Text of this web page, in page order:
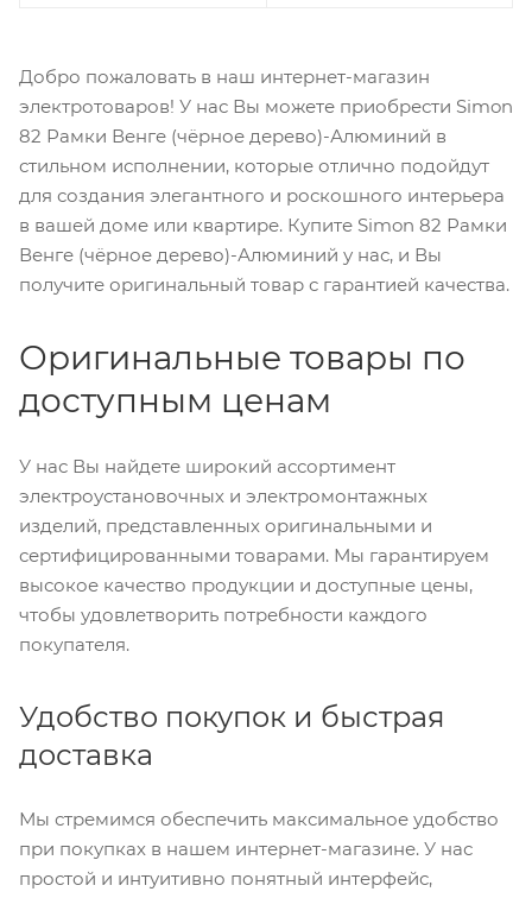
Добро пожаловать в наш интернет-магазин
электротоваров! У нас Вы можете приобрести Simon
82 Рамки Венге (чёрное дерево)-Алюминий в
стильном исполнении, которые отлично подойдут
для создания элегантного и роскошного интерьера
в вашей доме или квартире. Купите Simon 82 Рамки
Венге (чёрное дерево)-Алюминий у нас, и Вы
получите оригинальный товар с гарантией качества.
Оригинальные товары по
доступным ценам
У нас Вы найдете широкий ассортимент
электроустановочных и электромонтажных
изделий, представленных оригинальными и
сертифицированными товарами. Мы гарантируем
высокое качество продукции и доступные цены,
чтобы удовлетворить потребности каждого
покупателя.
Удобство покупок и быстрая
доставка
Мы стремимся обеспечить максимальное удобство
при покупках в нашем интернет-магазине. У нас
простой и интуитивно понятный интерфейс,